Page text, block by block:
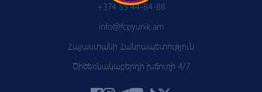
+374 55 44-84-88
info@fcpyunik.am
Հայաստանի Հանրապետություն
Ծիծեռնակաբերդի խճուղի 4/7